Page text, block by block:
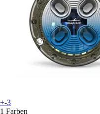
+-3
1 Farben